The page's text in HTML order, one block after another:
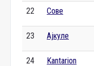
22 Сове
23 Ајкуле
24 Kantarion